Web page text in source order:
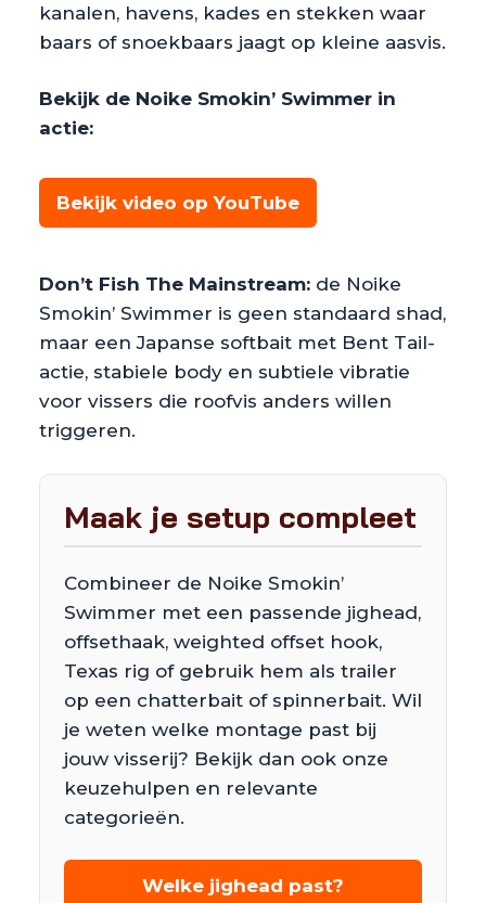
kanalen, havens, kades en stekken waar
baars of snoekbaars jaagt op kleine aasvis.
Bekijk de Noike Smokin’ Swimmer in
actie:
Bekijk video op YouTube
Don’t Fish The Mainstream: de Noike
Smokin’ Swimmer is geen standaard shad,
maar een Japanse softbait met Bent Tail-
actie, stabiele body en subtiele vibratie
voor vissers die roofvis anders willen
triggeren.
Maak je setup compleet
Combineer de Noike Smokin’
Swimmer met een passende jighead,
offsethaak, weighted offset hook,
Texas rig of gebruik hem als trailer
op een chatterbait of spinnerbait. Wil
je weten welke montage past bij
jouw visserij? Bekijk dan ook onze
keuzehulpen en relevante
categorieën.
Welke jighead past?